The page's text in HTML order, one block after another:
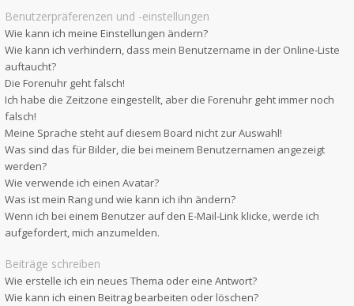
Benutzerpräferenzen und -einstellungen
Wie kann ich meine Einstellungen ändern?
Wie kann ich verhindern, dass mein Benutzername in der Online-Liste
auftaucht?
Die Forenuhr geht falsch!
Ich habe die Zeitzone eingestellt, aber die Forenuhr geht immer noch
falsch!
Meine Sprache steht auf diesem Board nicht zur Auswahl!
Was sind das für Bilder, die bei meinem Benutzernamen angezeigt
werden?
Wie verwende ich einen Avatar?
Was ist mein Rang und wie kann ich ihn ändern?
Wenn ich bei einem Benutzer auf den E-Mail-Link klicke, werde ich
aufgefordert, mich anzumelden.
Beiträge schreiben
Wie erstelle ich ein neues Thema oder eine Antwort?
Wie kann ich einen Beitrag bearbeiten oder löschen?